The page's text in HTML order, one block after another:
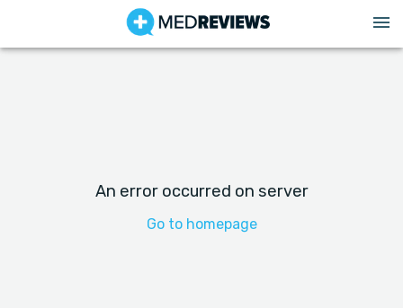
An error occurred on server
Go to homepage